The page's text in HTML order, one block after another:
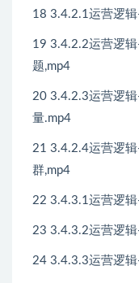
18 3.4.2.1运营逻
19 3.4.2.2运营逻
题,mp4
20 3.4.2.3运营逻
量.mp4
21 3.4.2.4运营逻
群,mp4
22 3.4.3.1运营逻
23 3.4.3.2运营逻
24 3.4.3.3运营逻